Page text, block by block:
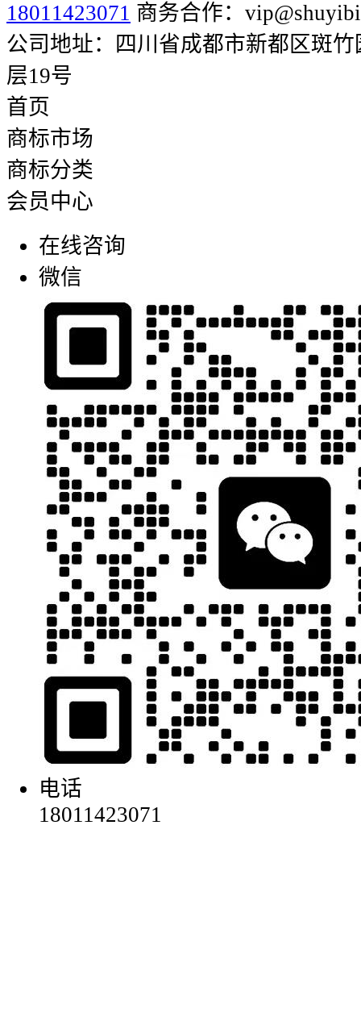
18011423071 商务合作：
公司地址：四川省成都市新都区斑
层19号
首页
商标市场
商标分类
会员中心
在线咨询
微信
电话
18011423071